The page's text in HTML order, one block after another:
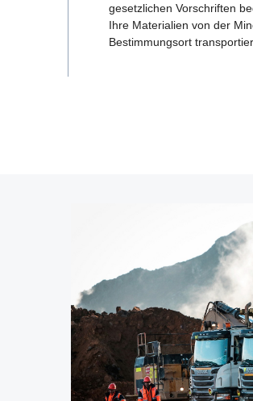
gesetzlichen Vorschriften
Ihre Materialien von der
Bestimmungsort